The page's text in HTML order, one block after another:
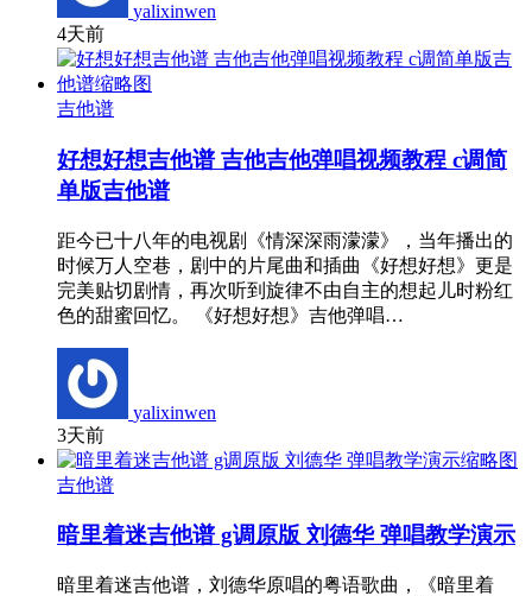
yalixinwen
4天前
吉他谱
好想好想吉他谱 吉他吉他弹唱视频教程 c调简
单版吉他谱
距今已十八年的电视剧《情深深雨濛濛》，当年播出的
时候万人空巷，剧中的片尾曲和插曲《好想好想》更是
完美贴切剧情，再次听到旋律不由自主的想起儿时粉红
色的甜蜜回忆。 《好想好想》吉他弹唱…
yalixinwen
3天前
吉他谱
暗里着迷吉他谱 g调原版 刘德华 弹唱教学演示
暗里着迷吉他谱，刘德华原唱的粤语歌曲，《暗里着